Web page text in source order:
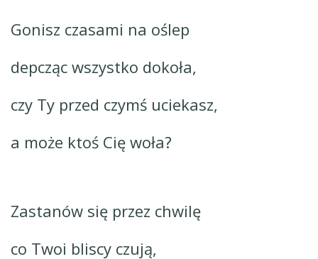
Gonisz czasami na oślep
depcząc wszystko dokoła,
czy Ty przed czymś uciekasz,
a może ktoś Cię woła?
Zastanów się przez chwilę
co Twoi bliscy czują,